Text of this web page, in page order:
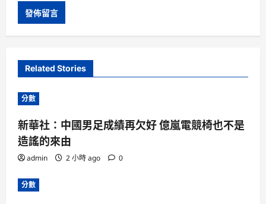
Related Stories
分數
新華社：中國男足成績再欠好 億嵐電競椅也不是
造謠的來由
admin 2 小時 ago 0
分數